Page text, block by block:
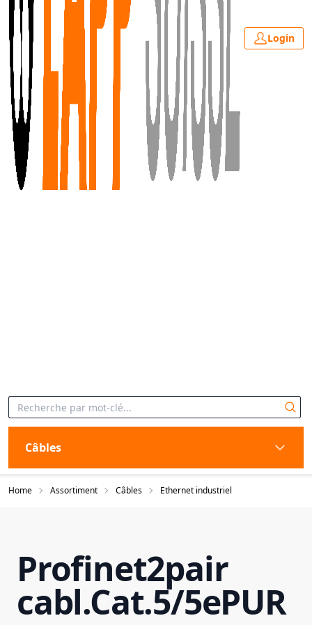
Login
Câbles
Home Assortiment Câbles Ethernet industriel
Profinet2pair
cabl.Cat.5/5ePUR